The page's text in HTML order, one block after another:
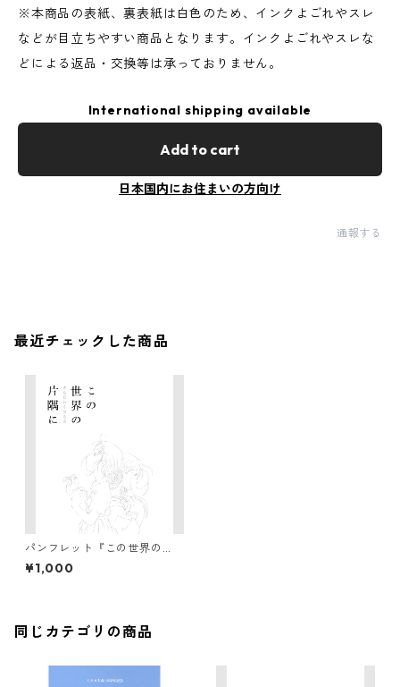
※本商品の表紙、裏表紙は白色のため、インクよごれやスレ
などが目立ちやすい商品となります。インクよごれやスレな
どによる返品・交換等は承っておりません。
International shipping available
Add to cart
日本国内にお住まいの方向け
通報する
最近チェックした商品
パンフレット『この世界の
（さらにいくつもの）片隅
に』
¥1,000
同じカテゴリの商品